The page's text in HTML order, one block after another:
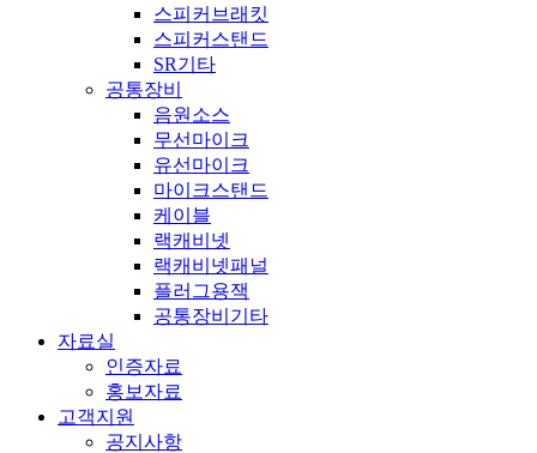
스피커브래킷
스피커스탠드
SR기타
공통장비
음원소스
무선마이크
유선마이크
마이크스탠드
케이블
랙캐비넷
랙캐비넷패널
플러그용잭
공통장비기타
자료실
인증자료
홍보자료
고객지원
공지사항